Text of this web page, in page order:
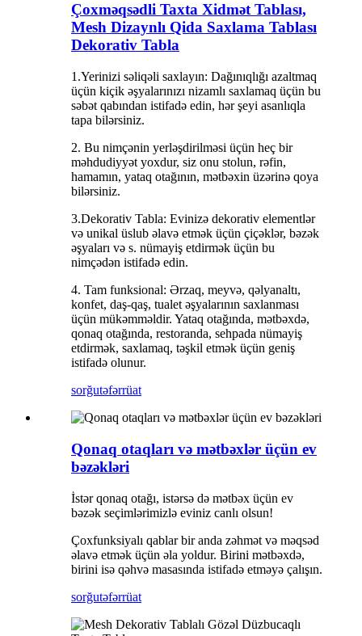
Çoxməqsədli Taxta Xidmət Tablası,
Mesh Dizaynlı Qida Saxlama Tablası
Dekorativ Tabla
1.Yerinizi səliqəli saxlayın: Dağınıqlığı azaltmaq
üçün kiçik əşyalarınızı nizamlı saxlamaq üçün bu
səbət qabından istifadə edin, hər şeyi asanlıqla
tapa bilərsiniz.
2. Bu nimçənin yerləşdirilməsi üçün heç bir
məhdudiyyət yoxdur, siz onu stolun, rəfin,
hamamın, yataq otağının, mətbəxin üzərinə qoya
bilərsiniz.
3.Dekorativ Tabla: Evinizə dekorativ elementlər
və unikal üslub əlavə etmək üçün çiçəklər, bəzək
əşyaları və s. nümayiş etdirmək üçün bu
nimçədən istifadə edin.
4. Tam funksional: Ərzaq, meyvə, qəlyanaltı,
konfet, daş-qaş, tualet əşyalarının saxlanması
üçün mükəmməldir. Yataq otağında, mətbəxdə,
qonaq otağında, restoranda, sehpada nümayiş
etdirmək, saxlamaq, təşkil etmək üçün geniş
istifadə olunur.
sorğutəfərrüat
Qonaq otaqları və mətbəxlər üçün ev
bəzəkləri
İstər qonaq otağı, istərsə də mətbəx üçün ev
bəzək seçimlərimizlə eviniz canlı olsun!
Çoxfunksiyalı qablar bir anda zəhmət və məqsəd
əlavə etmək üçün əla yoldur. Birini mətbəxdə,
birini isə qəhvə masasında istifadə etməyə çalışın.
sorğutəfərrüat